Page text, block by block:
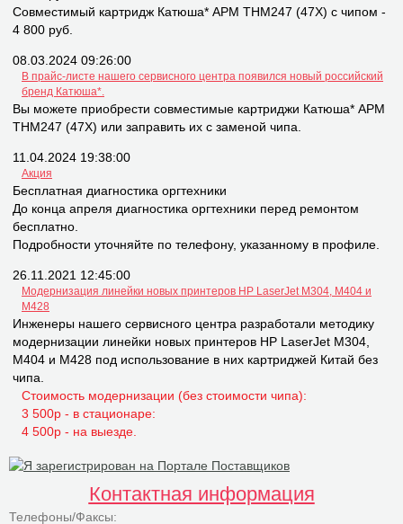
Совместимый картридж Катюша* APM THM247 (47X) с чипом -
4 800 руб.
08.03.2024 09:26:00
В прайс-листе нашего сервисного центра появился новый российский
бренд Катюша*.
Вы можете приобрести совместимые картриджи Катюша* APM
THM247 (47X) или заправить их с заменой чипа.
11.04.2024 19:38:00
Акция
Бесплатная диагностика оргтехники
До конца апреля диагностика оргтехники перед ремонтом
бесплатно.
Подробности уточняйте по телефону, указанному в профиле.
26.11.2021 12:45:00
Модернизация линейки новых принтеров НР LaserJet M304, M404 и
M428
Инженеры нашего сервисного центра разработали методику
модернизации линейки новых принтеров НР LaserJet M304,
M404 и M428 под использование в них картриджей Китай без
чипа.
Стоимость модернизации (без стоимости чипа):
3 500р - в стационаре:
4 500р - на выезде.
Контактная информация
Телефоны/Факсы: